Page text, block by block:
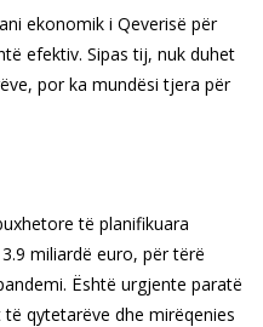
ekonomik i Qeverisë për
efektiv. Sipas tij, nuk duhet
por ka mundësi tjera për
të planifikuara
miliardë euro, për tërë
Është urgjente paratë
qytetarëve dhe mirëqenies